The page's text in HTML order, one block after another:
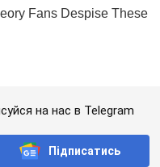
на нас в Telegram
Підписатись